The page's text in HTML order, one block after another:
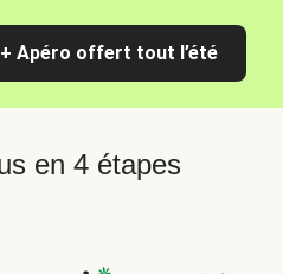
Apéro offert tout l’été
en 4 étapes